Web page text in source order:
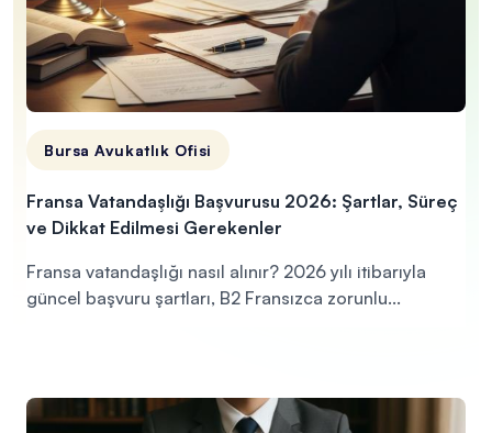
Bursa Avukatlık Ofisi
Fransa Vatandaşlığı Başvurusu 2026: Şartlar, Süreç
ve Dikkat Edilmesi Gerekenler
Fransa vatandaşlığı nasıl alınır? 2026 yılı itibarıyla
güncel başvuru şartları, B2 Fransızca zorunlu...